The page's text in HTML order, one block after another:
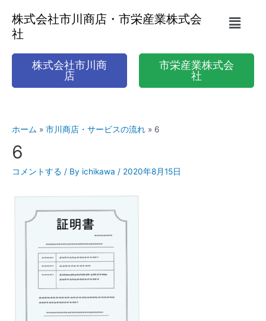
株式会社市川商店・市栄産業株式会
社
株式会社市川商
店
市栄産業株式会
社
ホーム 市川商店・サービスの流れ 6
6
コメントする / By ichikawa / 2020年8月15日